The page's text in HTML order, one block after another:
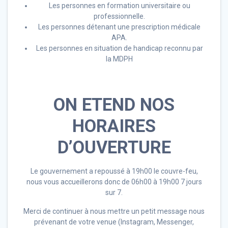
Les personnes en formation universitaire ou
professionnelle.
Les personnes détenant une prescription médicale
APA.
Les personnes en situation de handicap reconnu par
la MDPH
ON ETEND NOS
HORAIRES
D’OUVERTURE
Le gouvernement a repoussé à 19h00 le couvre-feu,
nous vous accueillerons donc de 06h00 à 19h00 7 jours
sur 7.
Merci de continuer à nous mettre un petit message nous
prévenant de votre venue (Instagram, Messenger,